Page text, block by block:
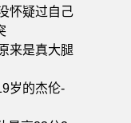
怀疑过自己
来是真大腿
岁的杰伦-